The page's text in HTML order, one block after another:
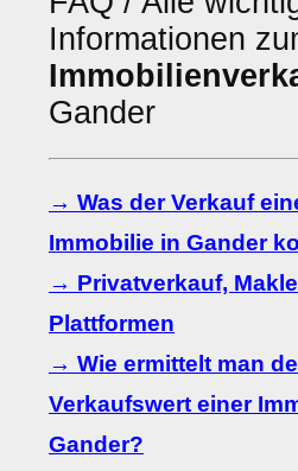
Informationen
Gander
→ Was der Verkauf
Immobilie in Gander
→ Privatverkauf,
Plattformen
→ Wie ermittelt man
Verkaufswert einer
Gander?